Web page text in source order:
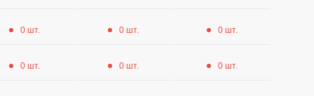
0 шт. 0 шт. 0 шт.
0 шт. 0 шт. 0 шт.